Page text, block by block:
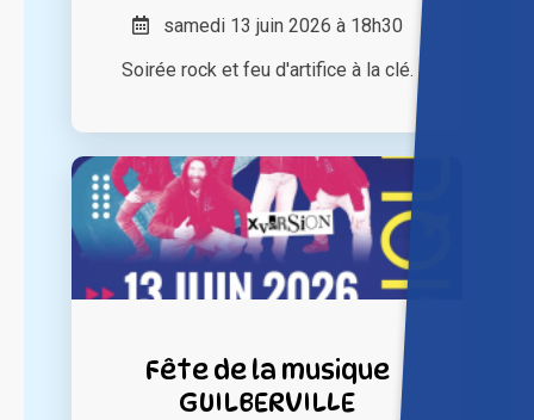
samedi 13 juin 2026 à 18h30
Soirée rock et feu d'artifice à la clé.
Fête de la musique
GUILBERVILLE